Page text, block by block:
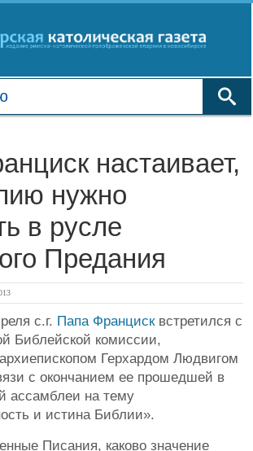
настаивает,
нужно
в русле
Предания
с.г. Папа Францисквстретился с
Библейской комиссии,
Герхардом Людвигом
с окончанием ее прошедшей в
ассамблеи на тему
и истина Библии».
Писания, каково значение